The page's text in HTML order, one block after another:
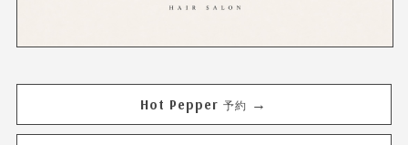
Hot Pepper 予約 →